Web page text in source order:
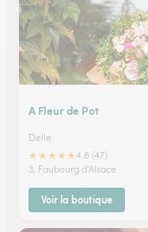
A Fleur de Pot
Delle
★★★★★4.6 (47)
3, Faubourg d'Alsace
Voir la boutique